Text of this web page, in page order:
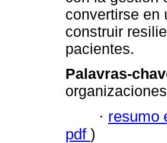
convertirse en
construir
pacientes.
Palavras-
· resumo
pdf )